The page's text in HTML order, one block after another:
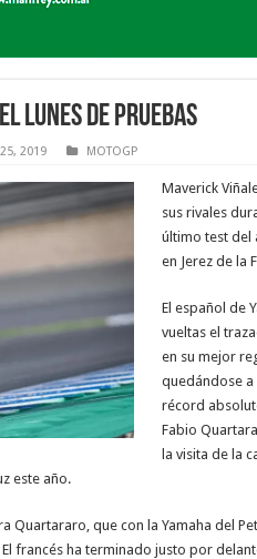
LUNES DE PRUEBAS
2019 MOTOGP
Maverick
sus rivales
último test del
en Jerez de la
El español de
vueltas el
en su mejor
quedándose a
récord
Fabio
la visita de la
este año.
Quartararo, que con la Yamaha del
francés ha terminado justo por